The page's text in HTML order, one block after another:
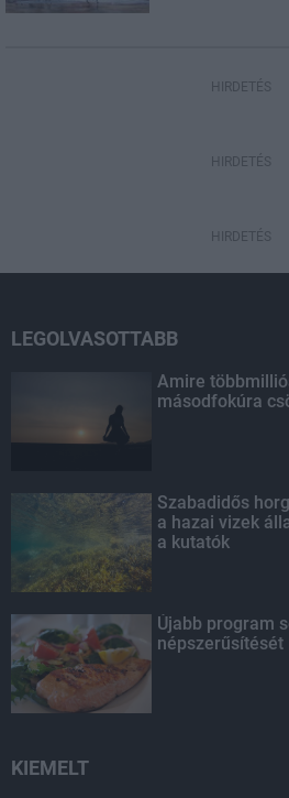
HIRDETÉS
HIRDETÉS
HIRDETÉS
LEGOLVASOTTABB
Amire
másodfokúra
Szabadidős
a hazai vizek
a kutatók
Újabb program
népszerűsítését
KIEMELT